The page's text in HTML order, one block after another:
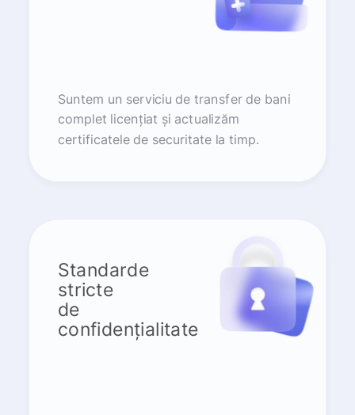
Suntem un serviciu de transfer de bani
complet licențiat și actualizăm
certificatele de securitate la timp.
Standarde
stricte
de
confidențialitate